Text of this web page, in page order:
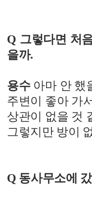
Q 그렇다면 처
을까.
용수아마 안 했
주변이 좋아 가
상관이 없을 것
그렇지만 방이
Q 동사무소에